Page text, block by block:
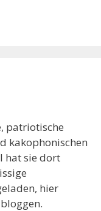
patriotische
kakophonischen
hat sie dort
hier